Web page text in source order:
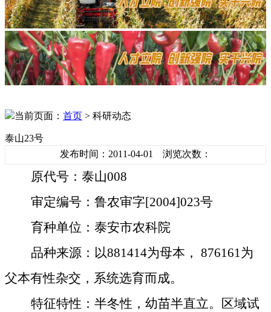
当前页面： 首页 > 科研动态
泰山23号
发布时间：2011-04-01 浏览次数：
原代号：泰山008
审定编号：鲁农审字[2004]023号
育种单位：泰安市农科院
品种来源：以881414为母本， 876161为
父本有性杂交，系统选育而成。
特征特性：半冬性，幼苗半直立。区域试